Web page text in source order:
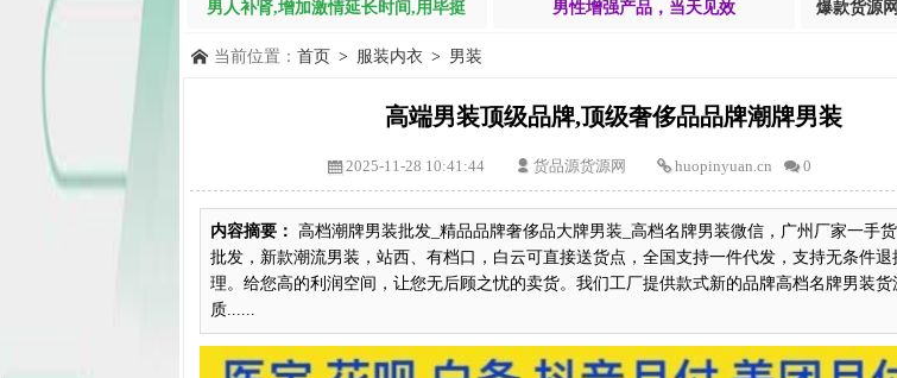
男人补肾,增加激情延长时间,用毕挺 男性增强产品，当天见效 爆款货源
当前位置： 首页 > 服装内衣 > 男装
高端男装顶级品牌,顶级奢侈品品牌潮牌男装
2025-11-28 10:41:44 货品源货源网 huopinyuan.cn 0
内容摘要： 高档潮牌男装批发_精品品牌奢侈品大牌男装_高档名牌男装微信，广州厂家一手
批发，新款潮流男装，站西、有档口，白云可直接送货点，全国支持一件代发，支持无条件
理。给您高的利润空间，让您无后顾之忧的卖货。我们工厂提供款式新的品牌高档名牌男装货
质......